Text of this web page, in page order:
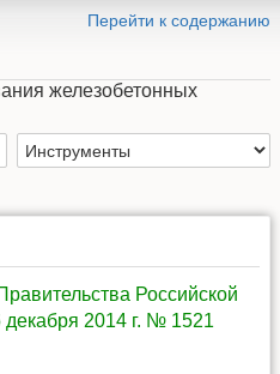
Перейти к содержанию
железобетонных
Российской
2014 г. № 1521